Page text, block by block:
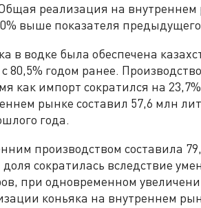
реализация на внутреннем
выше показателя
в водке была обеспечена
годом ранее.
как импорт сократился на
рынке составил 57,6 млн
года.
производством составила
сократилась вследствие
при одновременном
коньяка на внутреннем